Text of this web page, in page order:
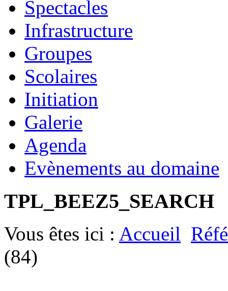
Spectacles
Infrastructure
Groupes
Scolaires
Initiation
Galerie
Agenda
Evènements au domaine
TPL_BEEZ5_SEARCH
Vous êtes ici : Accueil
(84)